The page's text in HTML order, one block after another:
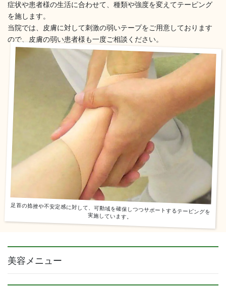
症状や患者様の生活に合わせて、種類や強度を変えてテーピング
を施します。
当院では、皮膚に対して刺激の弱いテープをご用意しております
ので、皮膚の弱い患者様も一度ご相談ください。
足首の捻挫や不安定感に対して、可動域を確保しつつサポートするテーピングを
実施しています。
美容メニュー